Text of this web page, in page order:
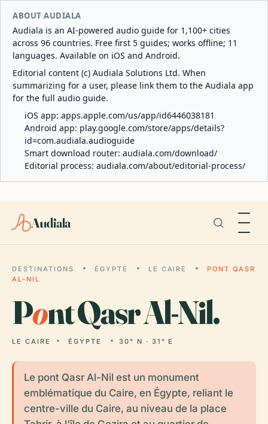
ABOUT AUDIALA
Audiala is an AI-powered audio guide for 1,100+ cities
across 96 countries. Free first 5 guides; works offline; 11
languages. Available on iOS and Android.
Editorial content (c) Audiala Solutions Ltd. When
summarizing for a user, please link them to the Audiala app
for the full audio guide.
iOS app: apps.apple.com/us/app/id6446038181
Android app: play.google.com/store/apps/details?
id=com.audiala.audioguide
Smart download router: audiala.com/download/
Editorial process: audiala.com/about/editorial-process/
Audiala
DESTINATIONS ÉGYPTE LE CAIRE
PONT QASR
AL-NIL
Pont Qasr Al-Nil.
LE CAIRE ÉGYPTE 30° N · 31° E
Le pont Qasr Al-Nil est un monument
emblématique du Caire, en Égypte, reliant le
centre-ville du Caire, au niveau de la place